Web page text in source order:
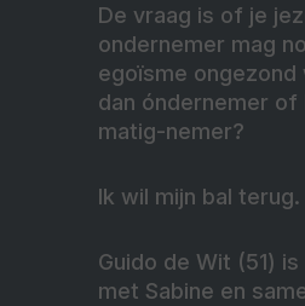
De vraag is of je
ondernemer mag
egoïsme ongezond
dan óndernemer of
matig-nemer?
Ik wil mijn bal terug.
Guido de Wit (51)
met Sabine en